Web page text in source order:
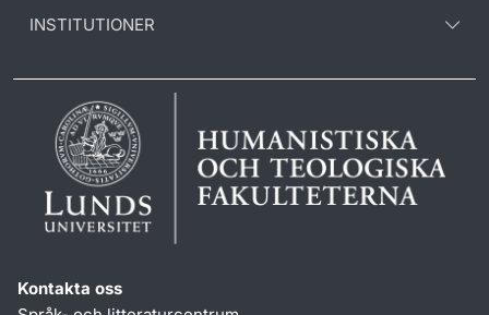
INSTITUTIONER
Kontakta oss